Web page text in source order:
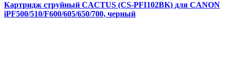
Картридж струйный CACTUS (CS-PFI102BK) для CANON
iPF500/510/F600/605/650/700, черный